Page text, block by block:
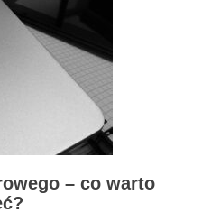
– co warto